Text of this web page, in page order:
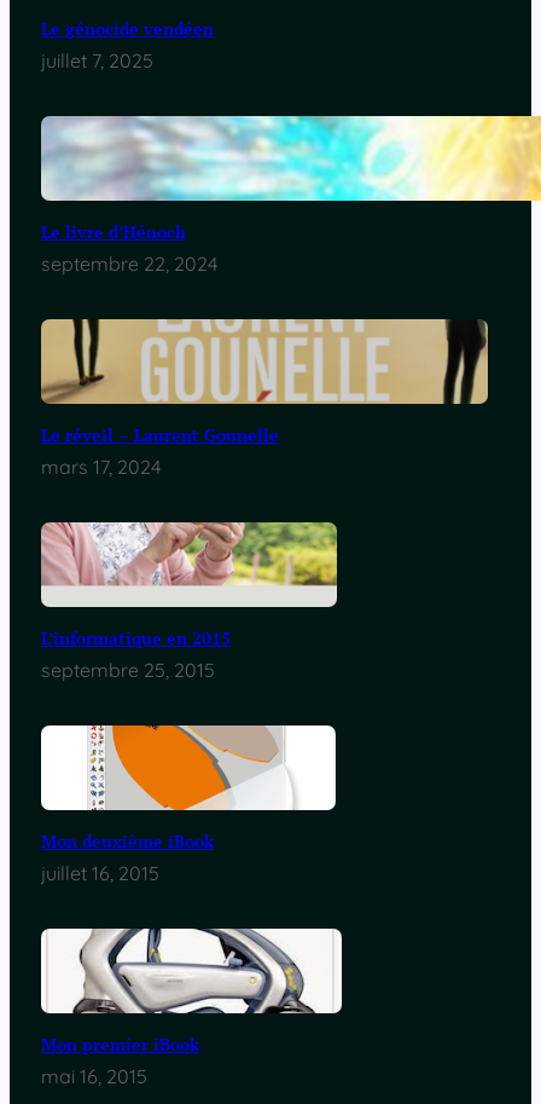
Le génocide vendéen
juillet 7, 2025
Le livre d’Hénoch
septembre 22, 2024
Le réveil – Laurent Gounelle
mars 17, 2024
L’informatique en 2015
septembre 25, 2015
Mon deuxième iBook
juillet 16, 2015
Mon premier iBook
mai 16, 2015